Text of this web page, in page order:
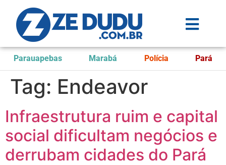
Parauapebas Marabá Polícia Pará
Tag: Endeavor
Infraestrutura ruim e capital
social dificultam negócios e
derrubam cidades do Pará